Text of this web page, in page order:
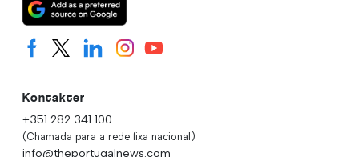
Kontakter
+351 282 341 100
(Chamada para a rede fixa nacional)
info@theportugalnews.com